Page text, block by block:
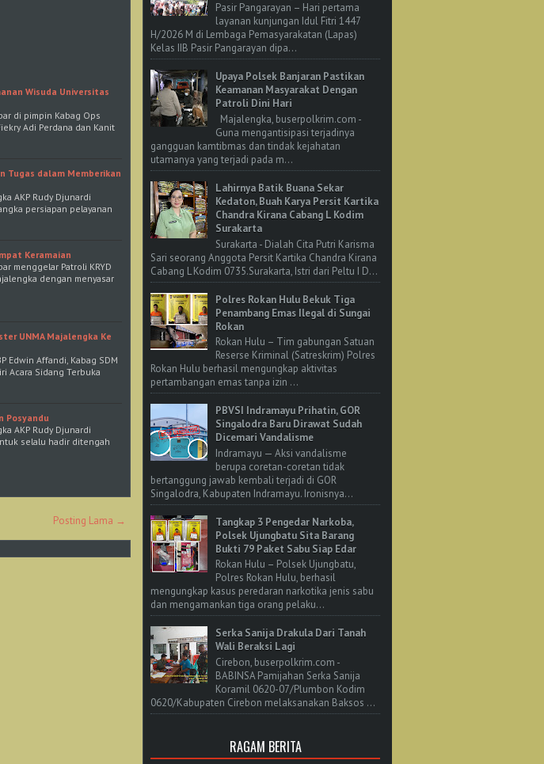
Wisuda Universitas
di pimpin Kabag Ops
Adi Perdana dan Kanit
Tugas dalam Memberikan
AKP Rudy Djunardi
persiapan pelayanan
Keramaian
menggelar Patroli KRYD
dengan menyasar
UNMA Majalengka Ke
Edwin Affandi, Kabag SDM
Acara Sidang Terbuka
Posyandu
AKP Rudy Djunardi
selalu hadir ditengah
Posting Lama →
Pasir Pangarayan – Hari pertama
layanan kunjungan Idul Fitri 1447
H/2026 M di Lembaga Pemasyarakatan (Lapas)
Kelas IIB Pasir Pangarayan dipa...
Upaya Polsek Banjaran Pastikan
Keamanan Masyarakat Dengan
Patroli Dini Hari
Majalengka, buserpolkrim.com -
Guna mengantisipasi terjadinya
gangguan kamtibmas dan tindak kejahatan
utamanya yang terjadi pada m...
Lahirnya Batik Buana Sekar
Kedaton, Buah Karya Persit Kartika
Chandra Kirana Cabang L Kodim
Surakarta
Surakarta - Dialah Cita Putri Karisma
Sari seorang Anggota Persit Kartika Chandra Kirana
Cabang L Kodim 0735.Surakarta, Istri dari Peltu I D...
Polres Rokan Hulu Bekuk Tiga
Penambang Emas Ilegal di Sungai
Rokan
Rokan Hulu – Tim gabungan Satuan
Reserse Kriminal (Satreskrim) Polres
Rokan Hulu berhasil mengungkap aktivitas
pertambangan emas tanpa izin ...
PBVSI Indramayu Prihatin, GOR
Singalodra Baru Dirawat Sudah
Dicemari Vandalisme
Indramayu — Aksi vandalisme
berupa coretan-coretan tidak
bertanggung jawab kembali terjadi di GOR
Singalodra, Kabupaten Indramayu. Ironisnya...
Tangkap 3 Pengedar Narkoba,
Polsek Ujungbatu Sita Barang
Bukti 79 Paket Sabu Siap Edar
Rokan Hulu – Polsek Ujungbatu,
Polres Rokan Hulu, berhasil
mengungkap kasus peredaran narkotika jenis sabu
dan mengamankan tiga orang pelaku...
Serka Sanija Drakula Dari Tanah
Wali Beraksi Lagi
Cirebon, buserpolkrim.com -
BABINSA Pamijahan Serka Sanija
Koramil 0620-07/Plumbon Kodim
0620/Kabupaten Cirebon melaksanakan Baksos ...
RAGAM BERITA